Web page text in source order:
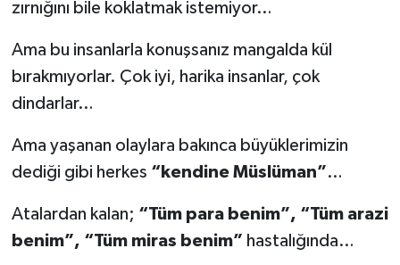
zırnığını bile koklatmak istemiyor…
Ama bu insanlarla konuşsanız mangalda kül
bırakmıyorlar. Çok iyi, harika insanlar, çok
dindarlar…
Ama yaşanan olaylara bakınca büyüklerimizin
dediği gibi herkes “kendine Müslüman”…
Atalardan kalan; “Tüm para benim”, “Tüm arazi
benim”, “Tüm miras benim” hastalığında…